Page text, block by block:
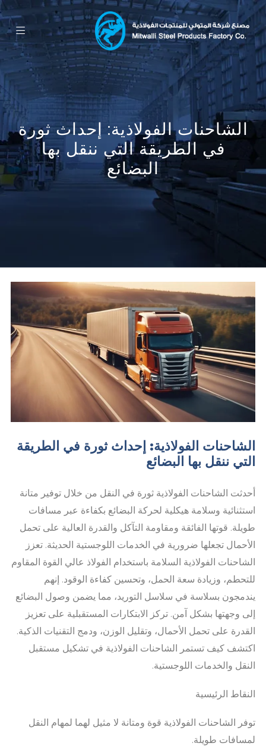
الشاحنات الفولاذية: إحداث ثورة
في الطريقة التي ننقل بها
البضائع
الشاحنات الفولاذية: إحداث ثورة في الطريقة
التي ننقل بها البضائع
أحدثت الشاحنات الفولاذية ثورة في النقل من خلال توفير متانة
استثنائية وسلامة هيكلية لحركة البضائع بكفاءة عبر مسافات
طويلة. قوتها الفائقة ومقاومة التآكل والقدرة العالية على تحمل
الأحمال تجعلها ضرورية في الخدمات اللوجستية الحديثة. تعزز
الشاحنات الفولاذية السلامة باستخدام الفولاذ عالي القوة المقاوم
للتحطم، وزيادة سعة الحمل، وتحسين كفاءة الوقود. إنهم
يندمجون بسلاسة في سلاسل التوريد، مما يضمن وصول البضائع
إلى وجهتها بشكل آمن. تركز الابتكارات المستقبلية على تعزيز
القدرة على تحمل الأحمال، وتقليل الوزن، ودمج التقنيات الذكية.
اكتشف كيف تستمر الشاحنات الفولاذية في تشكيل مستقبل
النقل والخدمات اللوجستية.
النقاط الرئيسية
توفر الشاحنات الفولاذية قوة ومتانة لا مثيل لهما لمهام النقل
لمسافات طويلة.